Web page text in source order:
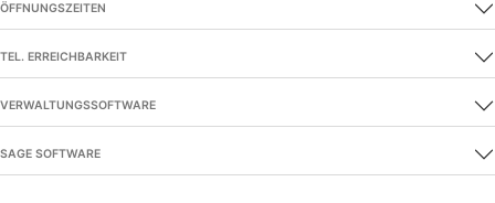
ÖFFNUNGSZEITEN
TEL. ERREICHBARKEIT
VERWALTUNGSSOFTWARE
SAGE SOFTWARE